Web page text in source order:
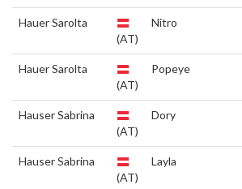
Hauer Sarolta
(AT)
Nitro
Hauer Sarolta
(AT)
Popeye
Hauser Sabrina
(AT)
Dory
Hauser Sabrina
(AT)
Layla